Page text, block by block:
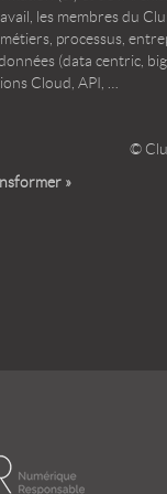
les membres du
processus,
(data centric,
Cloud, API, …
©
»